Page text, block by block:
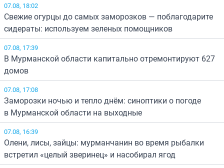
07.08, 18:02
Свежие огурцы до самых заморозков — поблагодарите
сидераты: используем зеленых помощников
07.08, 17:39
В Мурманской области капитально отремонтируют 627
домов
07.08, 17:08
Заморозки ночью и тепло днём: синоптики о погоде
в Мурманской области на выходные
07.08, 16:39
Олени, лисы, зайцы: мурманчанин во время рыбалки
встретил «целый зверинец» и насобирал ягод